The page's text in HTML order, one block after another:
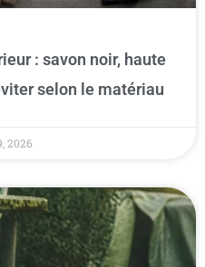
: savon noir, haute
selon le matériau
2026